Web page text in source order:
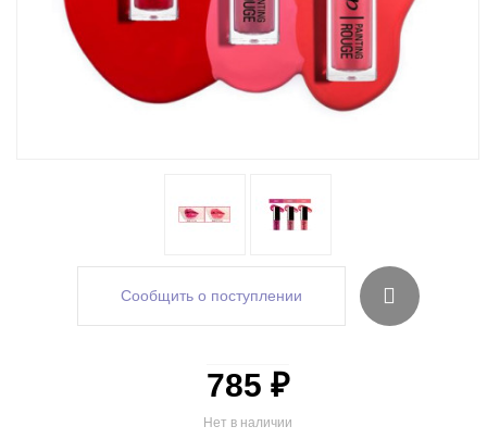
Сообщить о поступлении
Нет в наличии
785 ₽